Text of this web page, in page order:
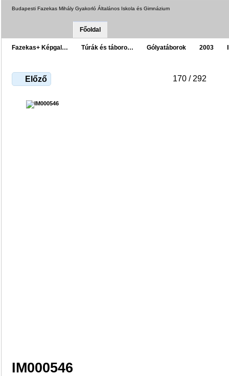
Budapesti Fazekas Mihály Gyakorló Általános Iskola és Gimnázium
Főoldal
Fazekas+ Képgal… Túrák és táboro… Gólyatáborok 2003
Előző 170 / 292
IM000546